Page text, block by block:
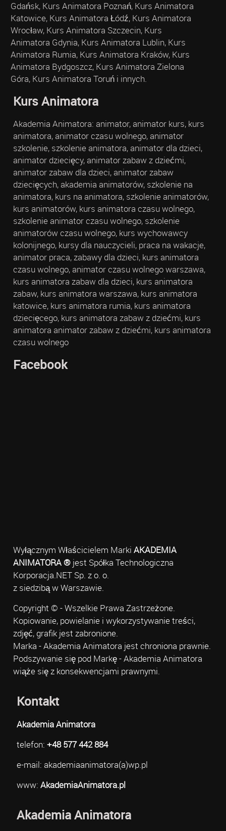
Gdańsk, Kurs Animatora Poznań, Kurs Animatora
Katowice, Kurs Animatora Łódź, Kurs Animatora
Wrocław, Kurs Animatora Szczecin, Kurs
Animatora Gdynia, Kurs Animatora Lublin, Kurs
Animatora Rumia, Kurs Animatora Kraków, Kurs
Animatora Bydgoszcz, Kurs Animatora Zielona
Góra, Kurs Animatora Toruń i innych.
Kurs Animatora
Akademia Animatora: animator, animator kurs, kurs
animatora, animator czasu wolnego, animator
szkolenie, szkolenie animatora, animator dla dzieci,
animator dziecięcy, animator zabaw z dziećmi,
animator zabaw dla dzieci, animator zabaw
dziecięcych, akademia animatorów, szkolenie na
animatora, kurs na animatora, szkolenie animatorów,
kurs animatorów, kurs animatora czasu wolnego,
szkolenie animator czasu wolnego, szkolenie
animatorów czasu wolnego, kurs wychowawcy
kolonijnego, kursy dla nauczycieli, praca na wakacje,
animator praca, zabawy dla dzieci, kurs animatora
czasu wolnego, animator czasu wolnego warszawa,
kurs animatora zabaw dla dzieci, kurs animatora
zabaw, kurs animatora warszawa, kurs animatora
katowice, kurs animatora rumia, kurs animatora
dziecięcego, kurs animatora zabaw z dziećmi, kurs
animatora animator zabaw z dziećmi, kurs animatora
czasu wolnego
Facebook
Wyłącznym Właścicielem Marki AKADEMIA
ANIMATORA ®jest Spółka Technologiczna
Korporacja.NET Sp. z o. o.
z siedzibą w Warszawie.
Copyright © - Wszelkie Prawa Zastrzeżone.
Kopiowanie, powielanie i wykorzystywanie treści,
zdjęć, grafik jest zabronione.
Marka - Akademia Animatora jest chroniona prawnie.
Podszywanie się pod Markę - Akademia Animatora
wiąże się z konsekwencjami prawnymi.
Kontakt
Akademia Animatora
telefon: +48 577 442 884
e-mail: akademiaanimatora(a)wp.pl
www: AkademiaAnimatora.pl
Akademia Animatora